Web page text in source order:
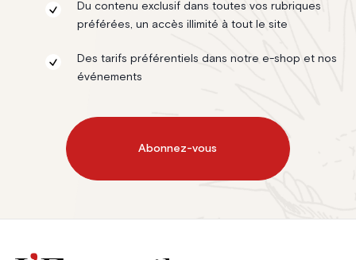
Du contenu exclusif dans toutes vos rubriques
préférées, un accès illimité à tout le site
Des tarifs préférentiels dans notre e-shop et nos
événements
Abonnez-vous